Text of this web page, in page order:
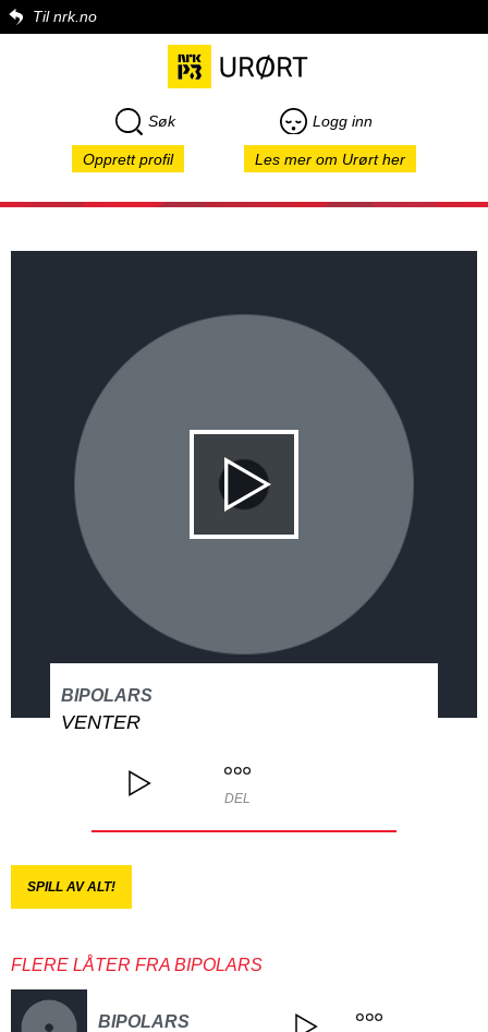
Til nrk.no
Søk Logg inn
Opprett profil Les mer om Urørt her
BIPOLARS
VENTER
DEL
SPILL AV ALT!
FLERE LÅTER FRA BIPOLARS
BIPOLARS